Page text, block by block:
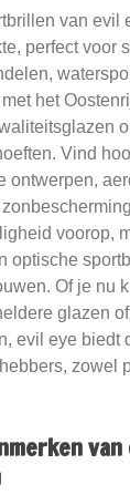
van evil
perfect voor
het
Vind
ontwerpen,
voorop,
optische
Of je nu
glazen
evil eye biedt
zowel